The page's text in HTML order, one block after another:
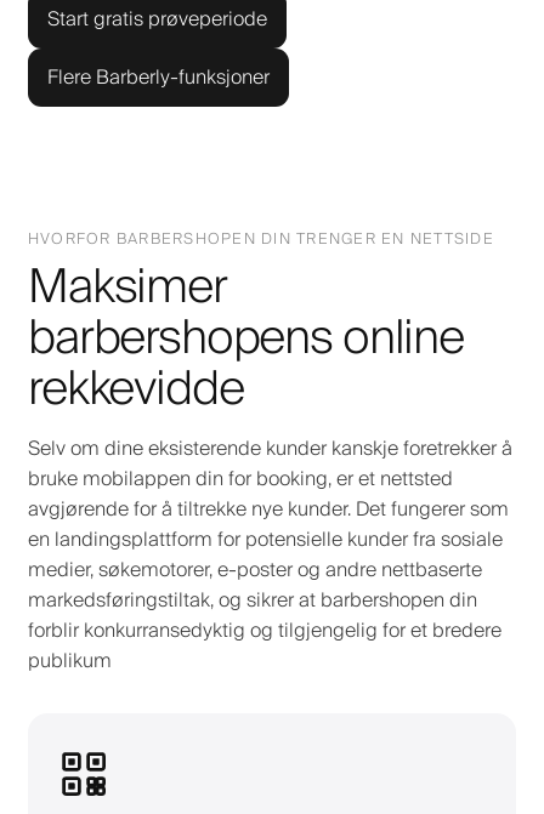
Start gratis prøveperiode
Flere Barberly-funksjoner
HVORFOR BARBERSHOPEN DIN TRENGER EN NETTSIDE
Maksimer
barbershopens online
rekkevidde
Selv om dine eksisterende kunder kanskje foretrekker å
bruke mobilappen din for booking, er et nettsted
avgjørende for å tiltrekke nye kunder. Det fungerer som
en landingsplattform for potensielle kunder fra sosiale
medier, søkemotorer, e-poster og andre nettbaserte
markedsføringstiltak, og sikrer at barbershopen din
forblir konkurransedyktig og tilgjengelig for et bredere
publikum